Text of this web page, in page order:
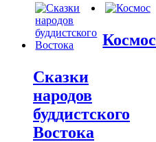
Сказки
народов
буддистского
Востока
Космос